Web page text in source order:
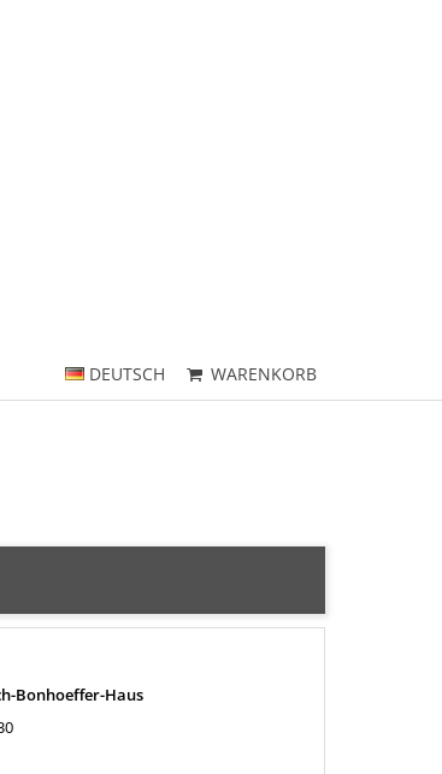
DEUTSCH WARENKORB
Bonhoeffer-Haus